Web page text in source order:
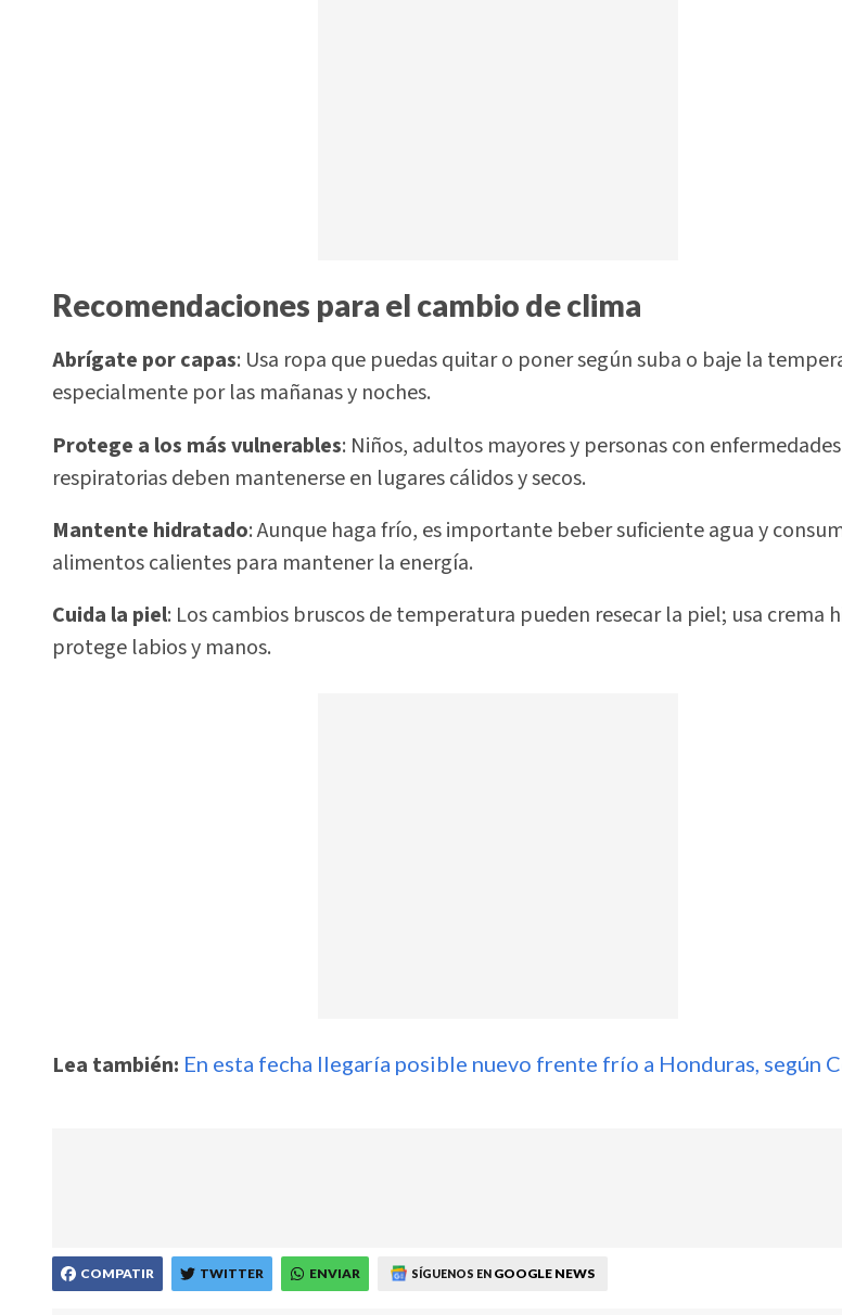
Recomendaciones para el cambio de clima
Abrígate por capas: Usa ropa que puedas quitar o poner según suba o baje la
especialmente por las mañanas y noches.
Protege a los más vulnerables: Niños, adultos mayores y personas con enfermedades
respiratorias deben mantenerse en lugares cálidos y secos.
Mantente hidratado: Aunque haga frío, es importante beber suficiente agua y
alimentos calientes para mantener la energía.
Cuida la piel: Los cambios bruscos de temperatura pueden resecar la piel; usa crema
protege labios y manos.
Lea también: En esta fecha llegaría posible nuevo frente frío a Honduras, según
COMPATIR TWITTER ENVIAR SÍGUENOS EN GOOGLE NEWS